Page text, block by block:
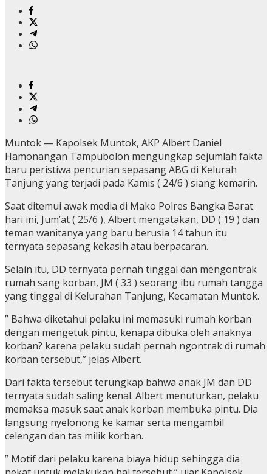
Muntok — Kapolsek Muntok, AKP Albert Daniel
Hamonangan Tampubolon mengungkap sejumlah fakta
baru peristiwa pencurian sepasang ABG di Kelurah
Tanjung yang terjadi pada Kamis ( 24/6 ) siang kemarin.
Saat ditemui awak media di Mako Polres Bangka Barat
hari ini, Jum’at ( 25/6 ), Albert mengatakan, DD ( 19 ) dan
teman wanitanya yang baru berusia 14 tahun itu
ternyata sepasang kekasih atau berpacaran.
Selain itu, DD ternyata pernah tinggal dan mengontrak
rumah sang korban, JM ( 33 ) seorang ibu rumah tangga
yang tinggal di Kelurahan Tanjung, Kecamatan Muntok.
” Bahwa diketahui pelaku ini memasuki rumah korban
dengan mengetuk pintu, kenapa dibuka oleh anaknya
korban? karena pelaku sudah pernah ngontrak di rumah
korban tersebut,” jelas Albert.
Dari fakta tersebut terungkap bahwa anak JM dan DD
ternyata sudah saling kenal. Albert menuturkan, pelaku
memaksa masuk saat anak korban membuka pintu. Dia
langsung nyelonong ke kamar serta mengambil
celengan dan tas milik korban.
” Motif dari pelaku karena biaya hidup sehingga dia